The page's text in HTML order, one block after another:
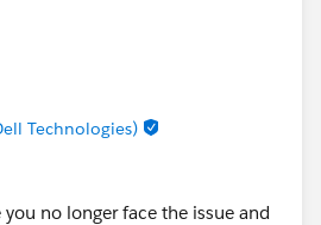
Technologies)
you no longer face the issue and